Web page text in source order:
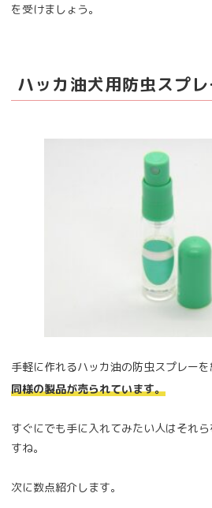
を受けましょう。
ハッカ油犬用防虫スプ
手軽に作れるハッカ油の防虫スプレーを
同様の製品が売られています。
すぐにでも手に入れてみたい人はそれ
すね。
次に数点紹介します。